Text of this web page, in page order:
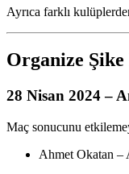
Ayrıca farklı
Organize
28 Nisan 2024 –
Maç sonucunu
Ahmet Okatan –